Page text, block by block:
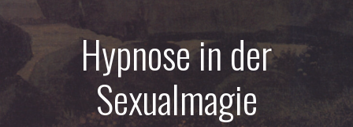
Hypnose in der
Sexualmagie